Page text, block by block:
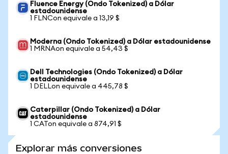
Fluence Energy (Ondo Tokenized) a Dólar
estadounidense
1 FLNCon equivale a 13,19 $
Moderna (Ondo Tokenized) a Dólar estadounidense
1 MRNAon equivale a 54,43 $
Dell Technologies (Ondo Tokenized) a Dólar
estadounidense
1 DELLon equivale a 445,78 $
Caterpillar (Ondo Tokenized) a Dólar
estadounidense
1 CATon equivale a 874,91 $
Explorar más conversiones